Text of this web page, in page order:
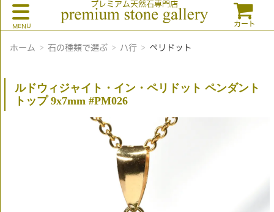
プレミアム天然石専門店
カート
ホーム 石の種類で選ぶ ハ行 ペリドット
ルドウィジャイト・イン・ペリドット ペンダント
トップ 9x7mm #PM026